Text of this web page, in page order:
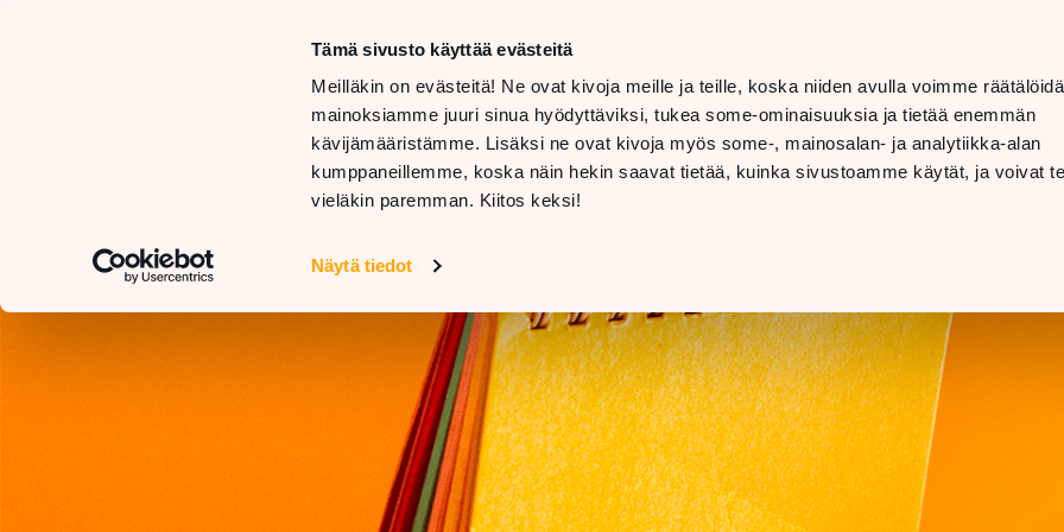
Tämä sivusto käyttää evästeitä
Meilläkin on evästeitä! Ne ovat kivoja meille ja teille, koska niiden avulla voimme
mainoksiamme juuri sinua hyödyttäviksi, tukea some-ominaisuuksia ja tietää enemmän
kävijämääristämme. Lisäksi ne ovat kivoja myös some-, mainosalan- ja analytiikka-alan
kumppaneillemme, koska näin hekin saavat tietää, kuinka sivustoamme käytät, ja voivat
vieläkin paremman. Kiitos keksi!
Näytä tiedot
LIIKKEET
JA
PALVELUT
RAVINTOLAT LAHJAKORTTI